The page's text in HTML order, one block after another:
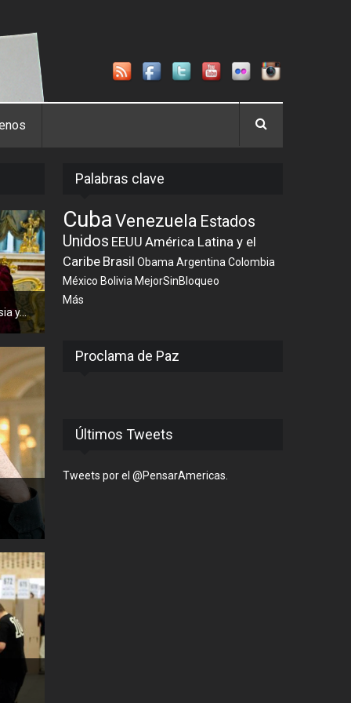
y...
Palabras clave
CubaVenezuela Estados
Unidos EEUU América Latina y el
Caribe Brasil Obama Argentina Colombia
México Bolivia MejorSinBloqueo
Más
Proclama de Paz
Últimos Tweets
Tweets por el @PensarAmericas.